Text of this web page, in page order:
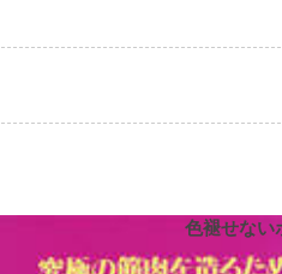
色褪せない